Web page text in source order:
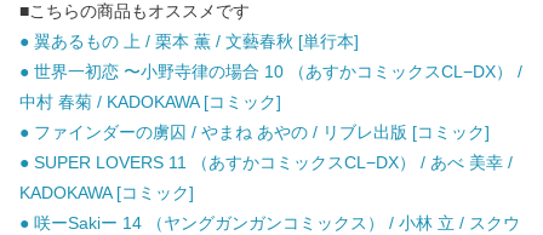
■こちらの商品もオススメです
● 翼あるもの 上 / 栗本 薫 / 文藝春秋 [単行本]
● 世界一初恋 〜小野寺律の場合 10 （あすかコミックスCL−DX） /
中村 春菊 / KADOKAWA [コミック]
● ファインダーの虜囚 / やまね あやの / リブレ出版 [コミック]
● SUPER LOVERS 11 （あすかコミックスCL−DX） / あべ 美幸 /
KADOKAWA [コミック]
● 咲ーSakiー 14 （ヤングガンガンコミックス） / 小林 立 / スクウ